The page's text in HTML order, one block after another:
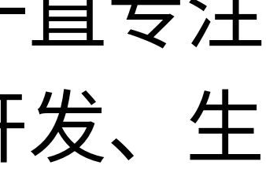
、生